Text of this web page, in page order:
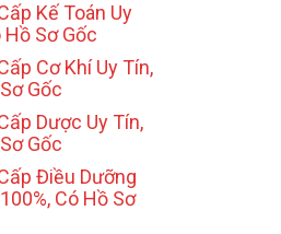
Kế Toán Uy
Hồ Sơ Gốc
Cơ Khí Uy Tín,
Gốc
Dược Uy Tín,
Gốc
Điều Dưỡng
Có Hồ Sơ